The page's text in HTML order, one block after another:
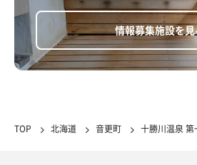
情報募集施設を
TOP 北海道 音更町 十勝川温泉 第